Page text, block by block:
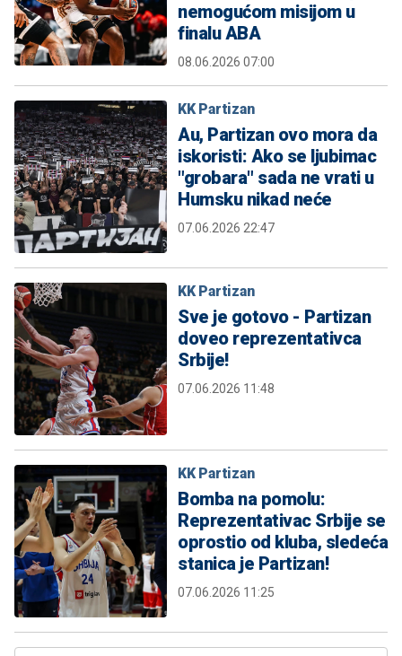
nemogućom misijom u
finalu ABA
08.06.2026 07:00
KK Partizan
Au, Partizan ovo mora da
iskoristi: Ako se ljubimac
"grobara" sada ne vrati u
Humsku nikad neće
07.06.2026 22:47
KK Partizan
Sve je gotovo - Partizan
doveo reprezentativca
Srbije!
07.06.2026 11:48
KK Partizan
Bomba na pomolu:
Reprezentativac Srbije se
oprostio od kluba, sledeća
stanica je Partizan!
07.06.2026 11:25